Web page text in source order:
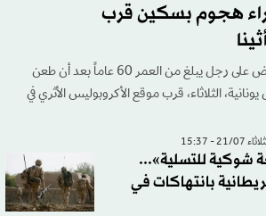
هجوم بسكين قرب
ألقت الشرطة اليونانية القبض على رجل يبلغ من العمر 60 عاماً بعد أن طعن
الثلاثاء، قرب موقع الأكروبوليس الأثري في
21/07 - 15:37
شوكية للتسلية»...
بانتهاكات في